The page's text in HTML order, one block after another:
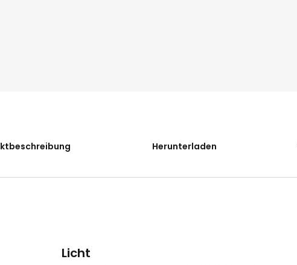
Herunterladen
Licht